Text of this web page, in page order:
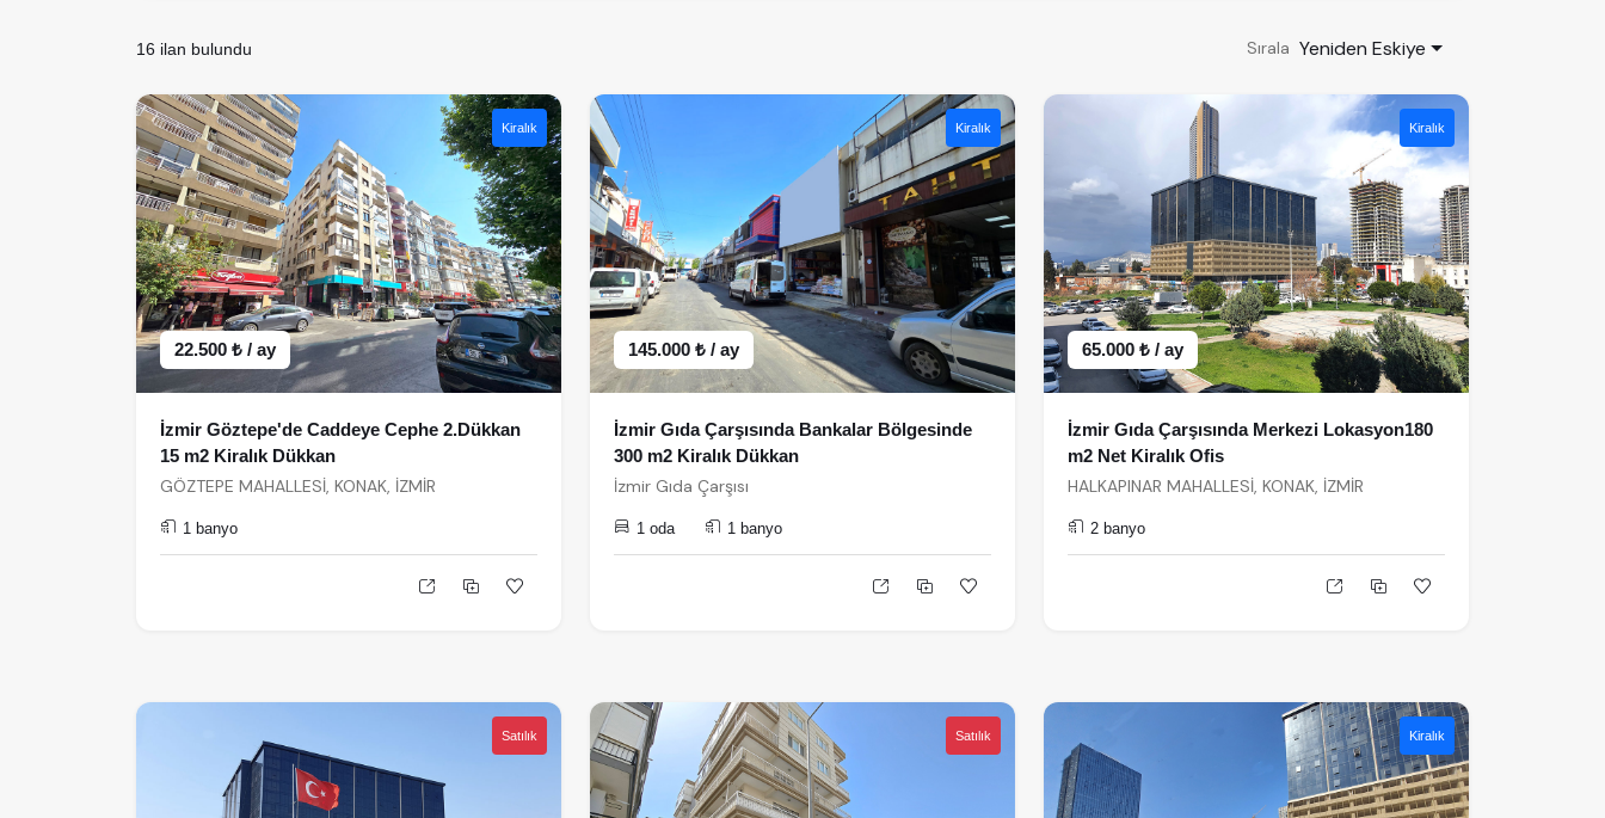
16 ilan bulundu Sırala Yeniden Eskiye
Kiralık
22.500 ₺ / ay
İzmir Göztepe'de Caddeye Cephe 2.Dükkan
15 m2 Kiralık Dükkan
GÖZTEPE MAHALLESİ, KONAK, İZMİR
1 banyo
Kiralık
145.000 ₺ / ay
İzmir Gıda Çarşısında Bankalar Bölgesinde
300 m2 Kiralık Dükkan
İzmir Gıda Çarşısı
1 oda 1 banyo
Kiralık
65.000 ₺ / ay
İzmir Gıda Çarşısında Merkezi Lokasyon180
m2 Net Kiralık Ofis
HALKAPINAR MAHALLESİ, KONAK, İZMİR
2 banyo
Satılık Satılık Kiralık